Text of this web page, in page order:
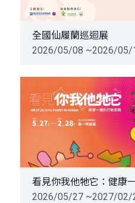
全國仙履蘭巡迴展
2026/05/08 ~2026/05/
看見你我他牠它：健康
2026/05/27 ~2027/02/